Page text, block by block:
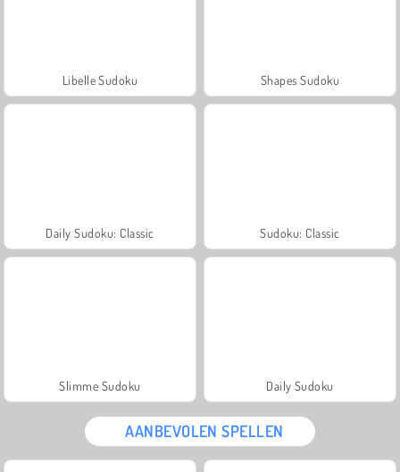
Libelle Sudoku Shapes Sudoku
Daily Sudoku: Classic Sudoku: Classic
Slimme Sudoku Daily Sudoku
AANBEVOLEN SPELLEN